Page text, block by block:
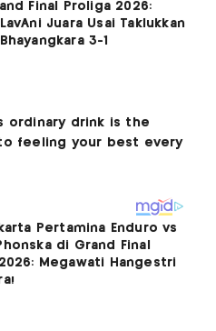
Final Proliga 2026:
Juara Usai Taklukkan
3-1
Pertamina Enduro vs
di Grand Final
Megawati Hangestri